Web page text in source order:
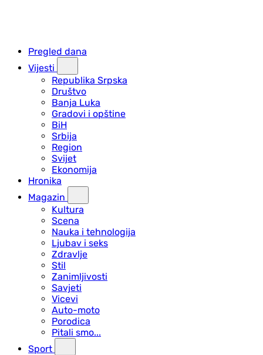
Pregled dana
Vijesti
Republika Srpska
Društvo
Banja Luka
Gradovi i opštine
BiH
Srbija
Region
Svijet
Ekonomija
Hronika
Magazin
Kultura
Scena
Nauka i tehnologija
Ljubav i seks
Zdravlje
Stil
Zanimljivosti
Savjeti
Vicevi
Auto-moto
Porodica
Pitali smo...
Sport